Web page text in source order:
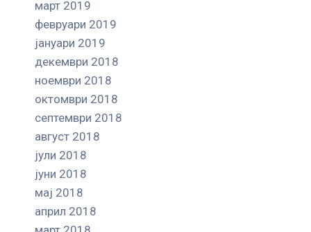
март 2019
февруари 2019
јануари 2019
декември 2018
ноември 2018
октомври 2018
септември 2018
август 2018
јули 2018
јуни 2018
мај 2018
април 2018